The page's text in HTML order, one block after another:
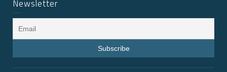
Newsletter